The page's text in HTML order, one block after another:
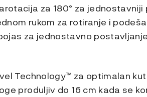
za 180° za
rukom za rotiranje i
za jednostavno
Technology™ za optimalan
produljiv do 16 cm kada se